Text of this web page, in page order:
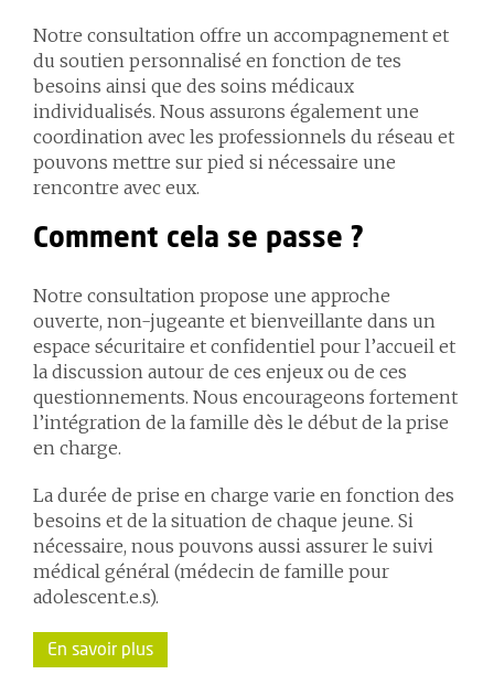
Notre consultation offre un accompagnement et
du soutien personnalisé en fonction de tes
besoins ainsi que des soins médicaux
individualisés. Nous assurons également une
coordination avec les professionnels du réseau et
pouvons mettre sur pied si nécessaire une
rencontre avec eux.
Comment cela se passe ?
Notre consultation propose une approche
ouverte, non-jugeante et bienveillante dans un
espace sécuritaire et confidentiel pour l’accueil et
la discussion autour de ces enjeux ou de ces
questionnements. Nous encourageons fortement
l’intégration de la famille dès le début de la prise
en charge.
La durée de prise en charge varie en fonction des
besoins et de la situation de chaque jeune. Si
nécessaire, nous pouvons aussi assurer le suivi
médical général (médecin de famille pour
adolescent.e.s).
En savoir plus